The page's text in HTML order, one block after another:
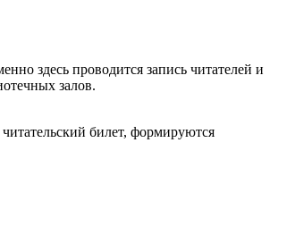
здесь проводится запись читателей и
залов.
билет, формируются